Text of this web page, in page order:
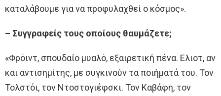
καταλάβουμε για να προφυλαχθεί ο κόσμος».
– Συγγραφείς τους οποίους θαυμάζετε;
«Φρόιντ, σπουδαίο μυαλό, εξαιρετική πένα. Ελιοτ, αν
και αντισημίτης, με συγκινούν τα ποιήματά του. Τον
Τολστόι, τον Ντοστογιέφσκι. Τον Καβάφη, τον